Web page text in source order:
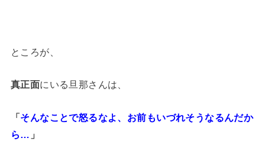
ところが、
真正面にいる旦那さんは、
「そんなことで怒るなよ、お前もいづれそうなるんだか
ら… 」